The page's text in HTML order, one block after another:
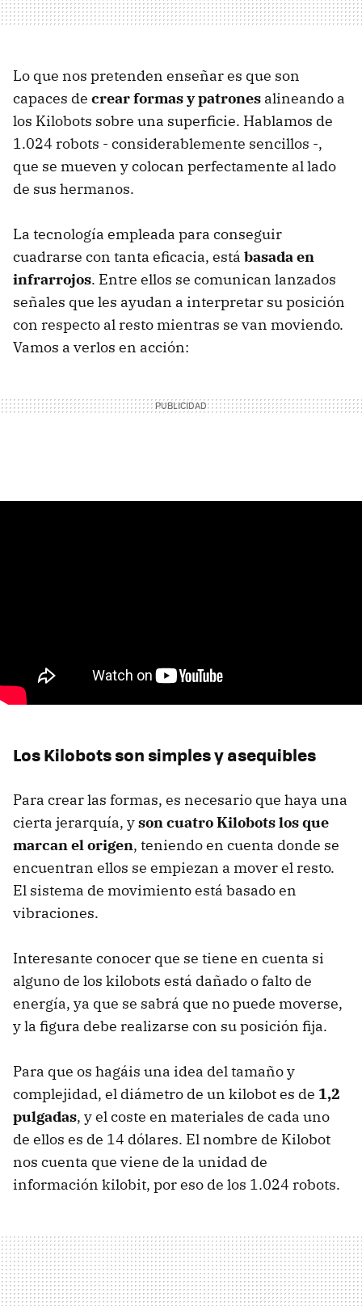
Lo que nos pretenden enseñar es que son
capaces de crear formas y patrones alineando a
los Kilobots sobre una superficie. Hablamos de
1.024 robots - considerablemente sencillos -,
que se mueven y colocan perfectamente al lado
de sus hermanos.
La tecnología empleada para conseguir
cuadrarse con tanta eficacia, está basada en
infrarrojos. Entre ellos se comunican lanzados
señales que les ayudan a interpretar su posición
con respecto al resto mientras se van moviendo.
Vamos a verlos en acción:
Los Kilobots son simples y asequibles
Para crear las formas, es necesario que haya una
cierta jerarquía, yson cuatro Kilobots los que
marcan el origen, teniendo en cuenta donde se
encuentran ellos se empiezan a mover el resto.
El sistema de movimiento está basado en
vibraciones.
Interesante conocer que se tiene en cuenta si
alguno de los kilobots está dañado o falto de
energía, ya que se sabrá que no puede moverse,
y la figura debe realizarse con su posición fija.
Para que os hagáis una idea del tamaño y
complejidad, el diámetro de un kilobot es de 1,2
pulgadas, y el coste en materiales de cada uno
de ellos es de 14 dólares. El nombre de Kilobot
nos cuenta que viene de la unidad de
información kilobit, por eso de los 1.024 robots.